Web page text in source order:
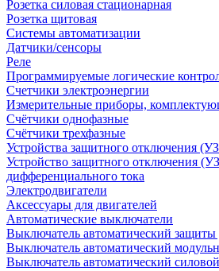
Розетка силовая стационарная
Розетка щитовая
Системы автоматизации
Датчики/сенсоры
Реле
Программируемые логические
Счетчики электроэнергии
Измерительные приборы,
Счётчики однофазные
Счётчики трехфазные
Устройства защитного отключения
Устройство защитного отключения
дифференциального тока
Электродвигатели
Аксессуары для двигателей
Автоматические выключатели
Выключатель автоматический защиты
Выключатель автоматический
Выключатель автоматический силовой